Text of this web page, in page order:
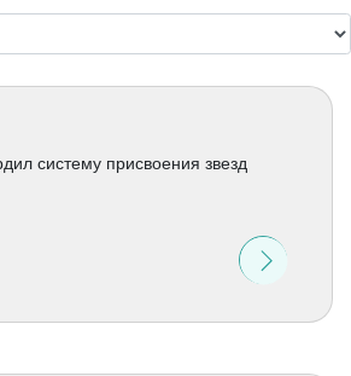
систему присвоения звезд